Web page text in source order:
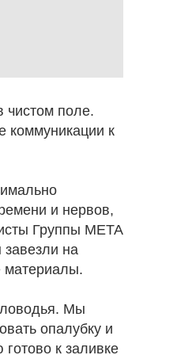
чистом поле.
коммуникации к
и нервов,
Группы МЕТА
на
материалы.
Мы
опалубку и
к заливке